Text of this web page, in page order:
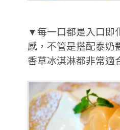
▼每一口都是入口即
感，不管是搭配泰奶
香草冰淇淋都非常適